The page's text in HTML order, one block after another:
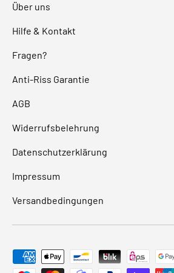
Über uns
Hilfe & Kontakt
Fragen?
Anti-Riss Garantie
AGB
Widerrufsbelehrung
Datenschutzerklärung
Impressum
Versandbedingungen
Zahlungsmethoden